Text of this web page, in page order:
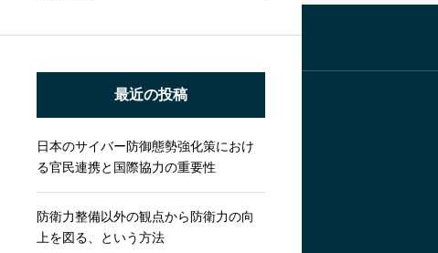
最近の投稿
日本のサイバー防御態勢強化策におけ
る官民連携と国際協力の重要性
防衛力整備以外の観点から防衛力の向
上を図る、という方法